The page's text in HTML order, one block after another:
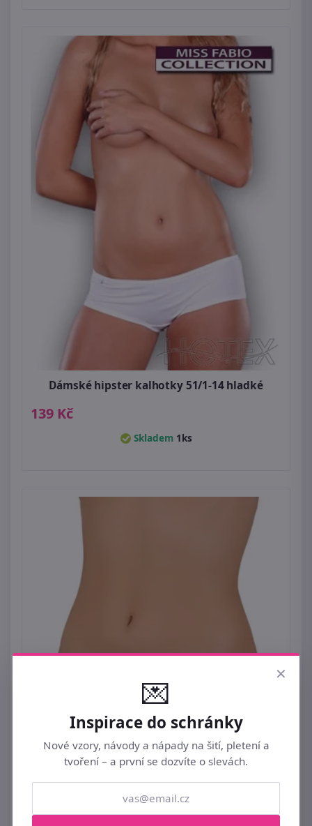
Dámské hipster kalhotky 51/1-14 hladké
139 Kč
Skladem 1ks
×
💌
Inspirace do schránky
Nové vzory, návody a nápady na šití, pletení a
tvoření – a první se dozvíte o slevách.